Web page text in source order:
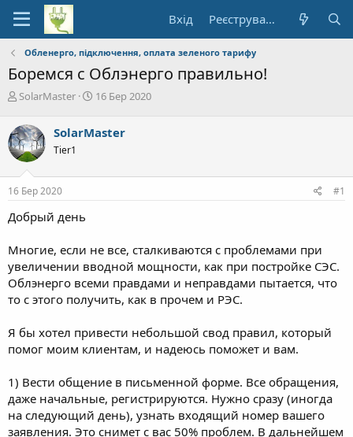
Вхід Реєстрування
Обленерго, підключення, оплата зеленого тарифу
Боремся с Облэнерго правильно!
А
т
о
р
т
е
м
SolarMaster
Д
а
ч
16 Бер 2020
SolarMaster
Tier1
16 Бер 2020 #1
Добрый день
Многие, если не все, сталкиваются с проблемами при
увеличении вводной мощности, как при постройке СЭС.
Облэнерго всеми правдами и неправдами пытается, что
то с этого получить, как в прочем и РЭС.
Я бы хотел привести небольшой свод правил, который
помог моим клиентам, и надеюсь поможет и вам.
1) Вести общение в письменной форме. Все обращения,
даже начальные, регистрируются. Нужно сразу (иногда
на следующий день), узнать входящий номер вашего
заявления. Это снимет с вас 50% проблем. В дальнейшем